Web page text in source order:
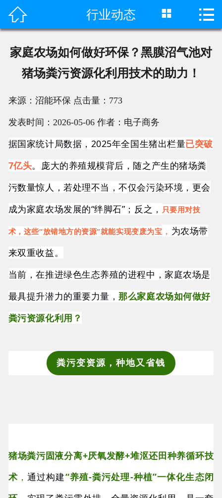
 首页
新闻动态
工程视频
关于我们
 行业动态  
家庭农场如何做好环保？黑膜沼气池对
猪场粪污资源化利用技术的助力！
来源：沼能环保 点击量： 773
发表时间：2026-05-06 作者：电子商务
据国家统计局数据，2025年全国生猪出栏量已突破
7亿头。庞大的养殖规模背后，随之产生的猪场粪
污数量惊人，若处理不当，不仅会污染环境，更会
成为家庭农场发展的“绊脚石”；反之， 只要用对技
术，这些“放错地方的资源”就能实现变废为宝 ， 为农场带
来双重收益。
当前，在推进绿色生态养殖的进程中，家庭农场是
最具提升潜力的重要力量，那么家庭农场如何做好
粪污资源化利用？
粪污变资源，种地又省钱
猪场粪污固液分离+厌氧发酵+堆沤还田种养循环技
术 ，通过构建“养殖-粪污处理-种植”一体化生态闭